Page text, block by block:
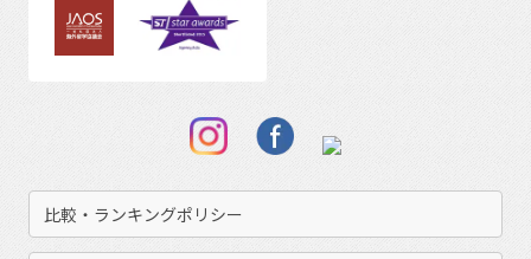
比較・ランキングポリシー